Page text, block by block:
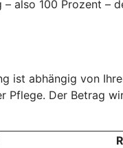
also 100 Prozent –
ist abhängig von
Pflege. Der Betrag